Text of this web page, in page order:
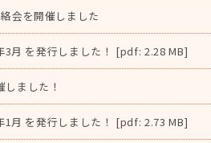
会を開催しました
3月 を発行しました！ [pdf: 2.28 MB]
ました！
1月 を発行しました！ [pdf: 2.73 MB]